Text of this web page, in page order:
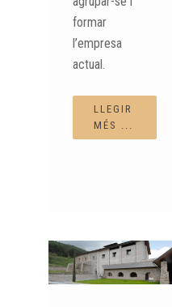
formar
l’empresa
actual.
LLEGIR
MÉS ...